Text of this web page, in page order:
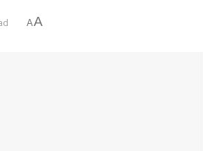
AA